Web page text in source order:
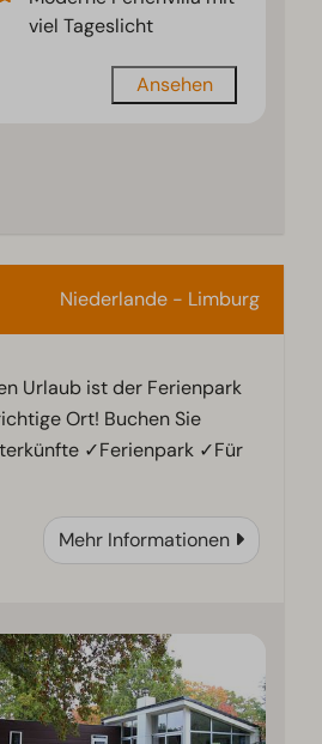
viel Tageslicht
Ansehen
Niederlande - Limburg
Urlaub ist der Ferienpark
Ort! Buchen Sie
✓Ferienpark ✓Für
Mehr Informationen